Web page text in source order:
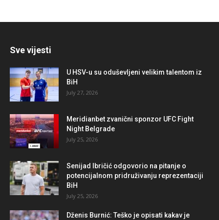
Sve vijesti
U HSV-u su oduševljeni velikim talentom iz
BiH
July 27, 2026
Meridianbet zvanični sponzor UFC Fight
Night Belgrade
July 25, 2026
Senijad Ibričić odgovorio na pitanje o
potencijalnom pridruživanju reprezentaciji
BiH
July 25, 2026
Dženis Burnić: Teško je opisati kakav je